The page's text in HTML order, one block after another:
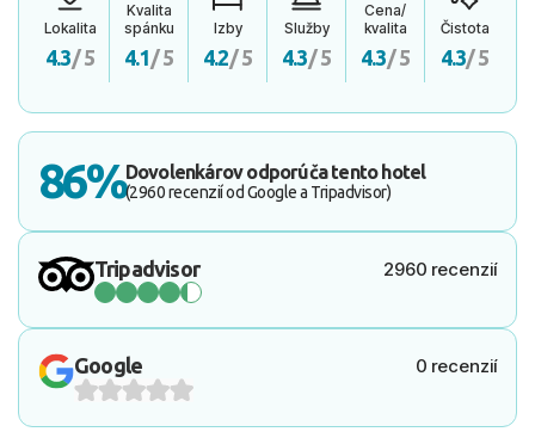
Lokalita
4.3/ 5
Kvalita
spánku
4.1/ 5
Izby
4.2/ 5
Služby
4.3/ 5
Cena/
kvalita
4.3/ 5
Čistota
4.3/ 5
86%Dovolenkárov odporúča tento hotel
(2960 recenzií od Google a Tripadvisor)
Tripadvisor 2960 recenzií
Google 0 recenzií